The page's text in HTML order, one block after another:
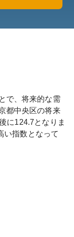
で、将来的な需
都中央区の将来
に124.7となりま
い指数となって